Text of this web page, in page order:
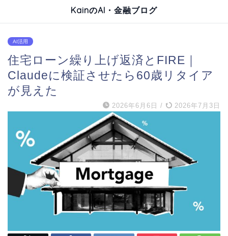
KainのAI・金融ブログ
AI活用
住宅ローン繰り上げ返済とFIRE｜
Claudeに検証させたら60歳リタイア
が見えた
2026年6月6日 / 2026年7月3日